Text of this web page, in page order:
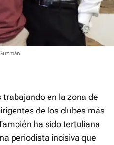
en la zona de
de los clubes más
ha sido tertuliana
periodista incisiva que